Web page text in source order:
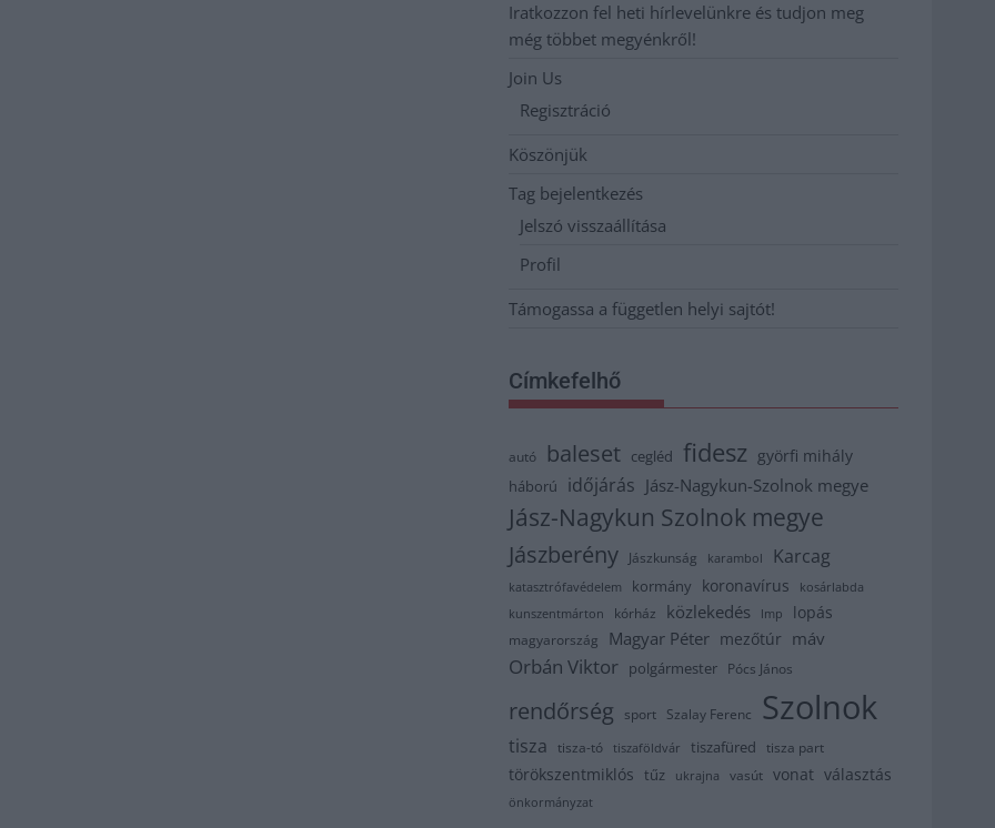
Iratkozzon fel heti hírlevelünkre és tudjon meg
még többet megyénkről!
Join Us
Regisztráció
Köszönjük
Tag bejelentkezés
Jelszó visszaállítása
Profil
Támogassa a független helyi sajtót!
Címkefelhő
autó baleset cegléd fidesz györfi mihály
háború időjárás Jász-Nagykun-Szolnok megye
Jász-Nagykun Szolnok megye
Jászberény Jászkunság karambol Karcag
katasztrófavédelem kormány koronavírus
kosárlabda
kunszentmárton
kórház közlekedés lmp lopás
magyarország Magyar Péter mezőtúr máv
Orbán Viktor polgármester Pócs János
rendőrség sport Szalay Ferenc Szolnok
tisza tisza-tó tiszaföldvár tiszafüred tisza part
törökszentmiklós tűz ukrajna vasút vonat választás
önkormányzat